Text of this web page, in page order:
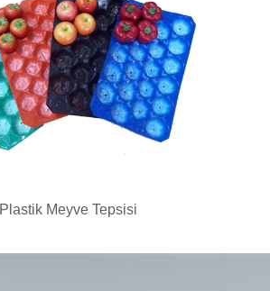
Plastik Meyve Tepsisi